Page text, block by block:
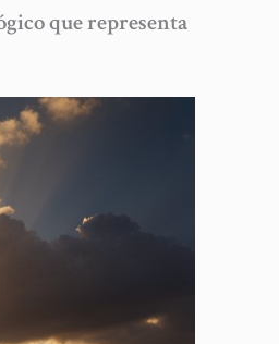
que representa